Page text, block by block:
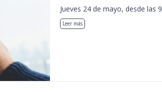
Jueves 24 de mayo, desde las
Leer más